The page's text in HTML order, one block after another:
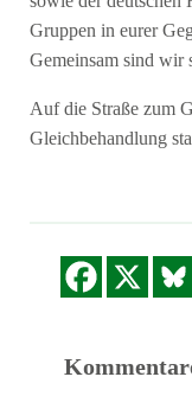
Gruppen in eurer
Gemeinsam sind wir
Auf die Straße zum
Gleichbehandlung